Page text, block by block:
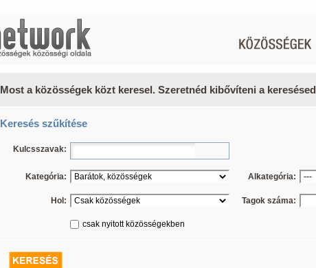
Most a közösségek közt keresel. Szeretnéd kibővíteni a keresésed
Keresés szűkítése
Kulcsszavak:
Kategória: Alkategória:
Hol: Tagok száma:
csak nyitott közösségekben